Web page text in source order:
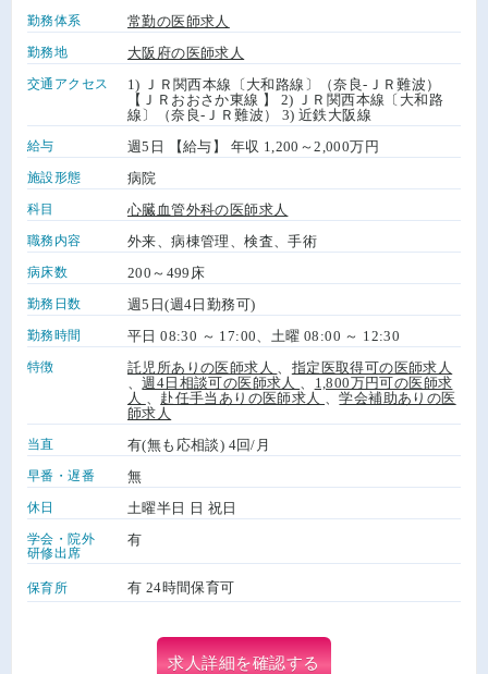
勤務体系 常勤の医師求人
勤務地 大阪府の医師求人
交通アクセス
1) ＪＲ関西本線〔大和路線〕（奈良-ＪＲ難波）
【ＪＲおおさか東線 】 2) ＪＲ関西本線〔大和路
線〕（奈良-ＪＲ難波） 3) 近鉄大阪線
給与 週5日 【給与】 年収 1,200～2,000万円
施設形態 病院
科目 心臓血管外科の医師求人
職務内容 外来、病棟管理、検査、手術
病床数 200～499床
勤務日数 週5日(週4日勤務可)
勤務時間 平日 08:30 ～ 17:00、土曜 08:00 ～ 12:30
特徴 託児所ありの医師求人
指定医取得可の医師求人
、週4日相談可の医師求人
1,800万円可の医師求
人
赴任手当ありの医師求人 、学会補助ありの医
師求人
当直 有(無も応相談) 4回/月
早番・遅番 無
休日 土曜半日 日 祝日
学会・院外
研修出席
有
保育所 有 24時間保育可
求人詳細を確認する